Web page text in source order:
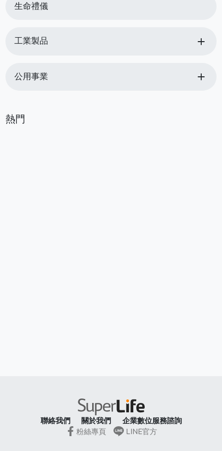
生命禮儀
工業製品 add
公用事業 add
熱門
聯絡我們 關於我們
企業數位服務諮詢
粉絲專頁
LINE官方